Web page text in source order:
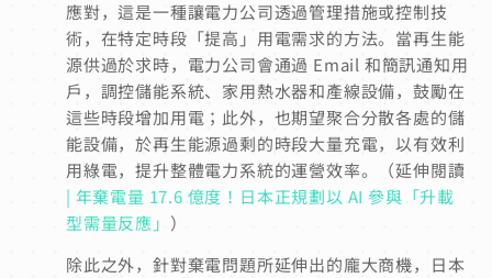
應對，這是一種讓電力公司透過管理措施或控制技
術，在特定時段「提高」用電需求的方法。當再生能
源供過於求時，電力公司會通過 Email 和簡訊通知用
戶，調控儲能系統、家用熱水器和產線設備，鼓勵在
這些時段增加用電；此外，也期望聚合分散各處的儲
能設備，於再生能源過剩的時段大量充電，以有效利
用綠電，提升整體電力系統的運營效率。
（延伸閱讀
| 年棄電量 17.6 億度！日本正規劃以 AI 參與「升載
型需量反應」 ）
除此之外，針對棄電問題所延伸出的龐大商機，日本